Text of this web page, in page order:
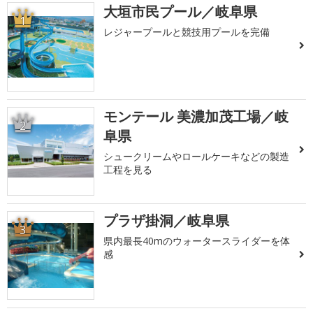
1 大垣市民プール／岐阜県
レジャープールと競技用プールを完備
2
モンテール 美濃加茂工場／岐
阜県
シュークリームやロールケーキなどの製造
工程を見る
3 プラザ掛洞／岐阜県
県内最長40mのウォータースライダーを体
感